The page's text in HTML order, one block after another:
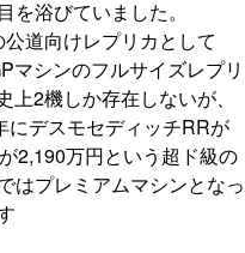
浴びていました。
道向けレプリカとして
マシンのフルサイズレプリ
2機しか存在しないが、
にデスモセディッチRRが
2,190万円という超ド級の
はプレミアムマシンとなっ